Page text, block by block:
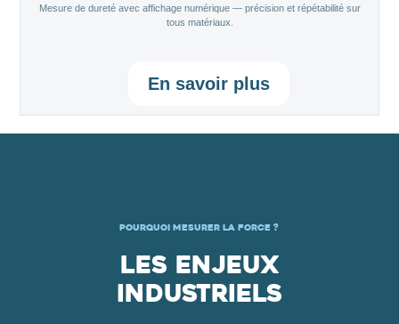
Mesure de dureté avec affichage numérique — précision et répétabilité sur
tous matériaux.
En savoir plus
Pourquoi mesurer la force ?
Les enjeux
industriels